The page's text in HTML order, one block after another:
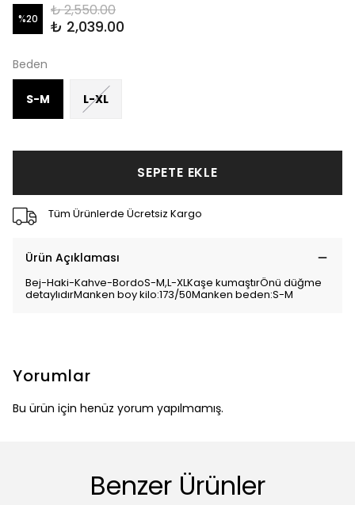
%20 ₺ 2,550.00
₺ 2,039.00
Beden
S-M L-XL
SEPETE EKLE
Tüm Ürünlerde Ücretsiz Kargo
Ürün Açıklaması
Bej-Haki-Kahve-BordoS-M,L-XLKaşe kumaştırÖnü düğme
detaylıdırManken boy kilo:173/50Manken beden:S-M
Yorumlar
Bu ürün için henüz yorum yapılmamış.
Benzer Ürünler